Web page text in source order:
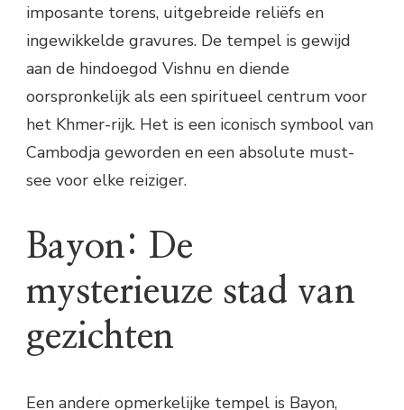
imposante torens, uitgebreide reliëfs en
ingewikkelde gravures. De tempel is gewijd
aan de hindoegod Vishnu en diende
oorspronkelijk als een spiritueel centrum voor
het Khmer-rijk. Het is een iconisch symbool van
Cambodja geworden en een absolute must-
see voor elke reiziger.
Bayon: De
mysterieuze stad van
gezichten
Een andere opmerkelijke tempel is Bayon,